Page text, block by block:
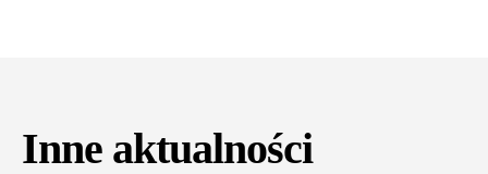
Inne aktualności